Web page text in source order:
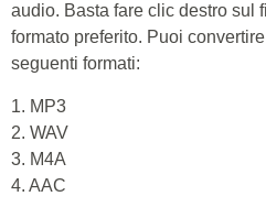
audio. Basta fare clic destro sul
formato preferito. Puoi
seguenti formati:
1. MP3
2. WAV
3. M4A
4. AAC